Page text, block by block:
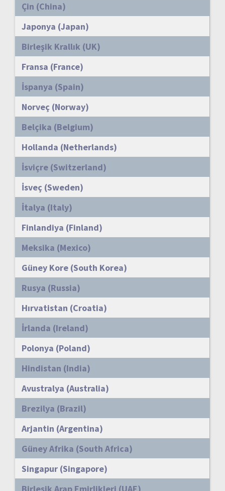
Çin (China)
Japonya (Japan)
Birleşik Krallık (UK)
Fransa (France)
İspanya (Spain)
Norveç (Norway)
Belçika (Belgium)
Hollanda (Netherlands)
İsviçre (Switzerland)
İsveç (Sweden)
İtalya (Italy)
Finlandiya (Finland)
Meksika (Mexico)
Güney Kore (South Korea)
Rusya (Russia)
Hırvatistan (Croatia)
İrlanda (Ireland)
Polonya (Poland)
Hindistan (India)
Avustralya (Australia)
Brezilya (Brazil)
Arjantin (Argentina)
Güney Afrika (South Africa)
Singapur (Singapore)